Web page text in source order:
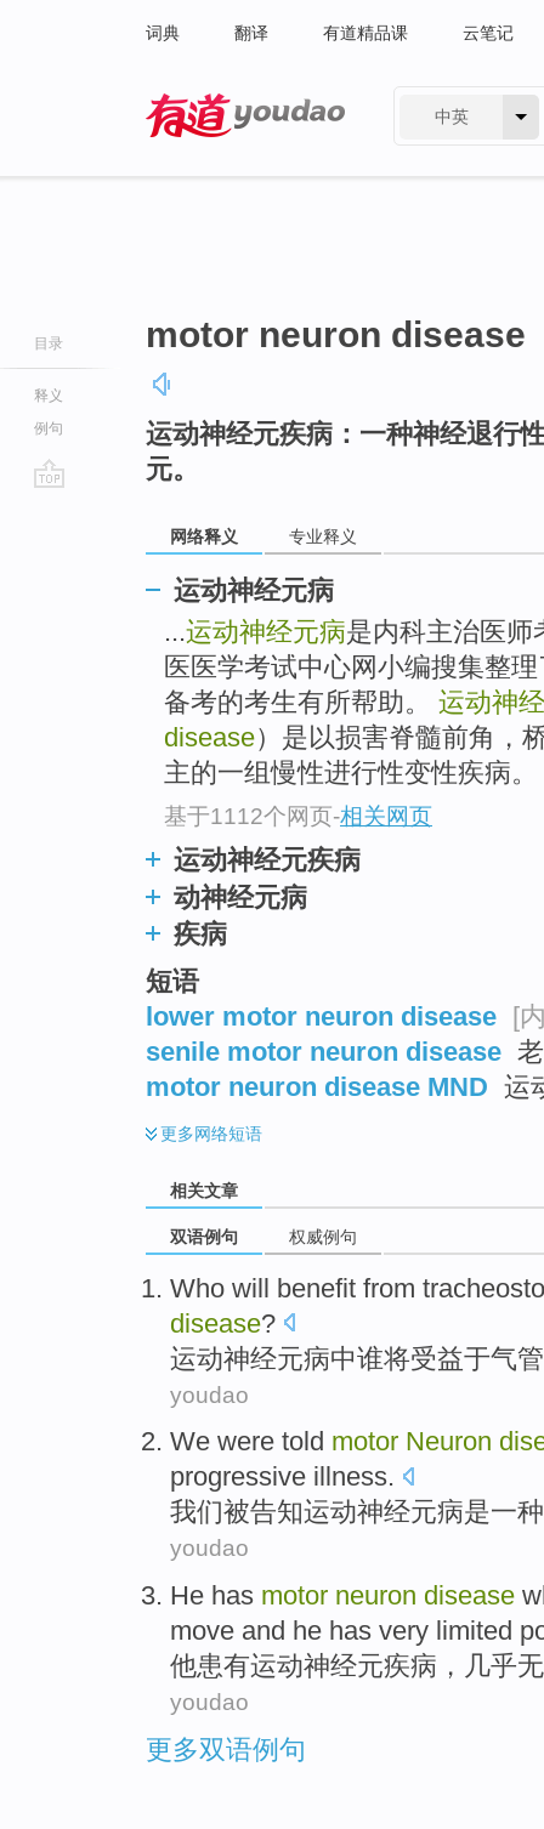
词典 翻译 有道精品课 云笔记
中英
目录
释义
例句
motor neuron disease
运动神经元疾病：一种神经退行
元。
网络释义 专业释义
运动神经元病
...运动神经元病是内科主治医师
医医学考试中心网小编搜集整
备考的考生有所帮助。 运动神
disease）是以损害脊髓前角，
主的一组慢性进行性变性疾病。
基于1112个网页-相关网页
运动神经元疾病
动神经元病
疾病
短语
lower motor neuron disease [
senile motor neuron disease
motor neuron disease MND 运
更多网络短语
相关文章
双语例句 权威例句
Who will benefit from
disease?
运动神经元病中谁将受益于气
youdao
We were told motor Neuron
progressive illness.
我们被告知运动神经元病是一种
youdao
He has motor neuron disease
move and he has very limited
他患有运动神经元疾病 ，几乎
youdao
更多双语例句